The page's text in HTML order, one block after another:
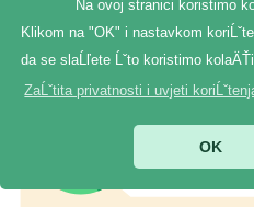
Na ovoj stranici koristimo
Klikom na "OK" i nastavkom
da se slaĹľete Ĺˇto koristimo
ZaĹˇtita privatnosti i uvjeti
OK